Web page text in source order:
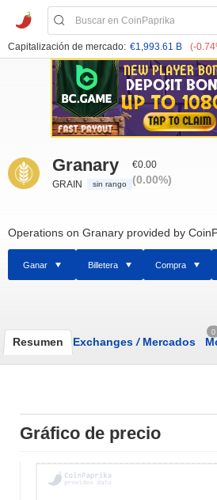
Capitalización de mercado: €1,993.61 B (-
Granary
GRAIN sin rango
€0.00
(0.00%)
Operations on Granary provided by
Ganar Billetera Compra
Resumen Exchanges /Mercados
0
Gráfico de precio